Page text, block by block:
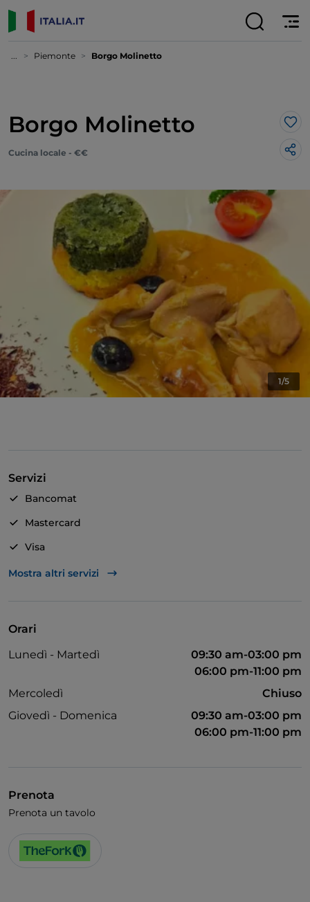
... Piemonte Borgo Molinetto
Borgo Molinetto
Cucina locale - €€
1/5
Servizi
Bancomat
Mastercard
Visa
Animali ammessi
Mostra altri servizi
Orari
Lunedì - Martedì
09:30 am-03:00 pm
06:00 pm-11:00 pm
Mercoledì
Chiuso
Giovedì - Domenica
09:30 am-03:00 pm
06:00 pm-11:00 pm
Prenota
Prenota un tavolo